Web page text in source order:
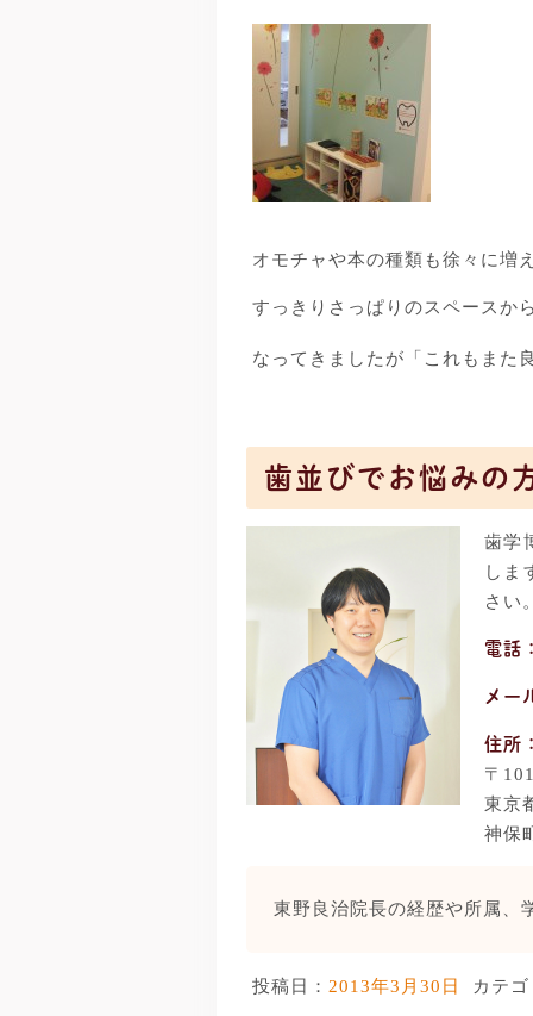
オモチャや本の種類も徐々に増
すっきりさっぱりのスペースか
なってきましたが「これもまた
歯並びでお悩みの
歯学
しま
さい。
電話：
メー
住所：
〒
東京
神保
東野良治院長の経歴や所属、
投稿日： 2013年3月30日 カテゴ